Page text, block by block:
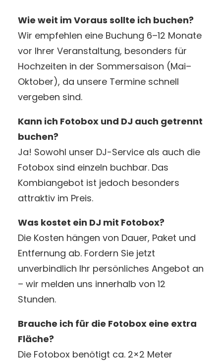
Wie weit im Voraus sollte ich buchen?
Wir empfehlen eine Buchung 6–12 Monate
vor Ihrer Veranstaltung, besonders für
Hochzeiten in der Sommersaison (Mai–
Oktober), da unsere Termine schnell
vergeben sind.
Kann ich Fotobox und DJ auch getrennt
buchen?
Ja! Sowohl unser DJ-Service als auch die
Fotobox sind einzeln buchbar. Das
Kombiangebot ist jedoch besonders
attraktiv im Preis.
Was kostet ein DJ mit Fotobox?
Die Kosten hängen von Dauer, Paket und
Entfernung ab. Fordern Sie jetzt
unverbindlich Ihr persönliches Angebot an
– wir melden uns innerhalb von 12
Stunden.
Brauche ich für die Fotobox eine extra
Fläche?
Die Fotobox benötigt ca. 2×2 Meter